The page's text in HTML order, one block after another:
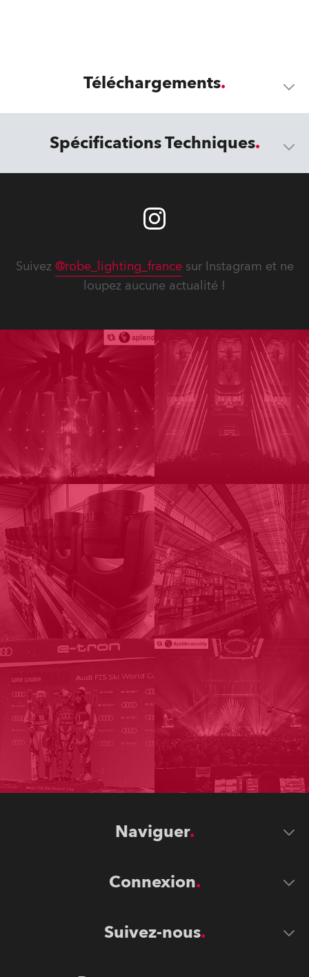
Téléchargements
Spécifications Techniques
Suivez @robe_lighting_francesur Instagram et ne
loupez aucune actualité !
Naviguer
Connexion
Suivez-nous